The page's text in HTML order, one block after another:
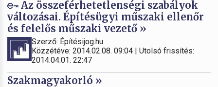
Az összeférhetetlenségi szabályok
változásai. Építésügyi műszaki ellenőr
és felelős műszaki vezető »
Szerző: Építésijog.hu
Közzétéve: 2014.02.08. 09:04 | Utolsó frissítés:
2014.04.01. 22:47
Szakmagyakorló »